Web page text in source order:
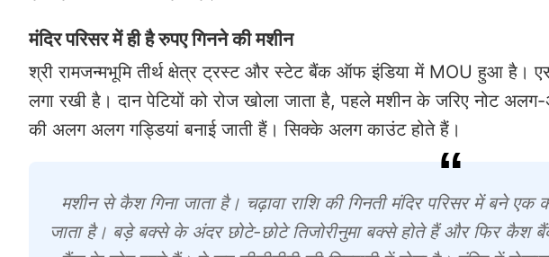
मंदिर परिसर में ही है रुपए गिनने की मशीन
श्री रामजन्मभूमि तीर्थ क्षेत्र ट्रस्ट और स्टेट बैंक ऑफ इंडिया में MOU हुआ है।
लगा रखी है। दान पेटियों को रोज खोला जाता है, पहले मशीन के जरिए नोट
की अलग अलग गड्डियां बनाई जाती हैं। सिक्के अलग काउंट होते हैं।
मशीन से कैश गिना जाता है। चढ़ावा राशि की गिनती मंदिर परिसर में बने
जाता है। बड़े बक्से के अंदर छोटे-छोटे तिजोरीनुमा बक्से होते हैं और फिर कैश